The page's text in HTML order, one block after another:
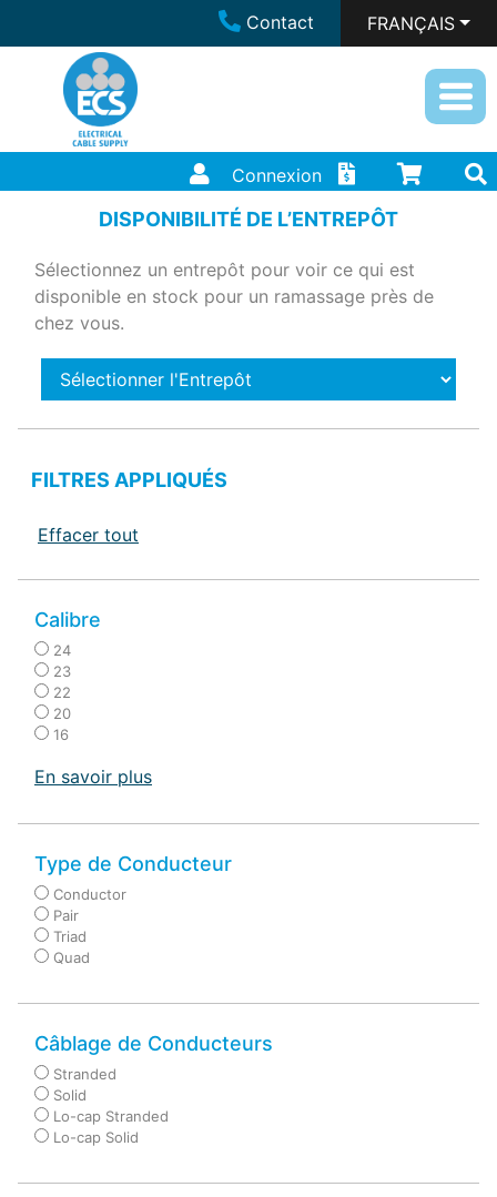
Contact FRANÇAIS
Connexion
DISPONIBILITÉ DE L’ENTREPÔT
Sélectionnez un entrepôt pour voir ce qui est
disponible en stock pour un ramassage près de
chez vous.
FILTRES APPLIQUÉS
Effacer tout
Calibre
24
23
22
20
16
En savoir plus
Type de Conducteur
Conductor
Pair
Triad
Quad
Câblage de Conducteurs
Stranded
Solid
Lo-cap Stranded
Lo-cap Solid